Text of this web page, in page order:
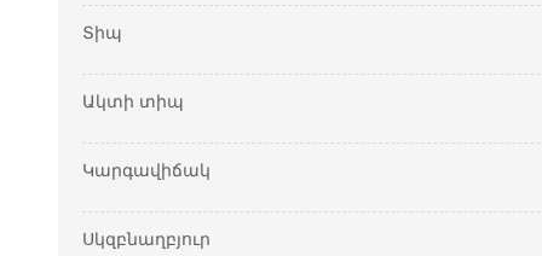
Տիպ
Ակտի տիպ
Կարգավիճակ
Սկզբնաղբյուր